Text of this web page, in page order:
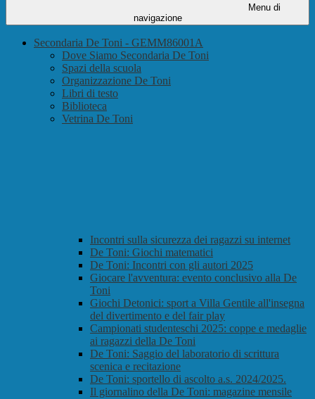
Menu di
navigazione
Secondaria De Toni - GEMM86001A
Dove Siamo Secondaria De Toni
Spazi della scuola
Organizzazione De Toni
Libri di testo
Biblioteca
Vetrina De Toni
Incontri sulla sicurezza dei ragazzi su internet
De Toni: Giochi matematici
De Toni: Incontri con gli autori 2025
Giocare l'avventura: evento conclusivo alla De
Toni
Giochi Detonici: sport a Villa Gentile all'insegna
del divertimento e del fair play
Campionati studenteschi 2025: coppe e medaglie
ai ragazzi della De Toni
De Toni: Saggio del laboratorio di scrittura
scenica e recitazione
De Toni: sportello di ascolto a.s. 2024/2025.
Il giornalino della De Toni: magazine mensile